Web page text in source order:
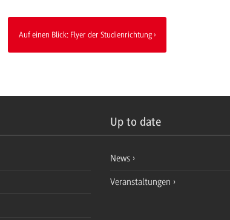
Auf einen Blick: Flyer der Studienrichtung
Up to date
News
Veranstaltungen